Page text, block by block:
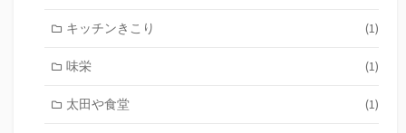
キッチンきこり (1)
味栄 (1)
太田や食堂 (1)